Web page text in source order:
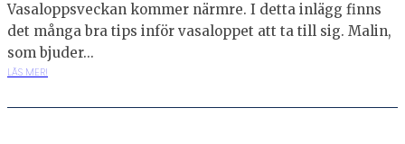
Vasaloppsveckan kommer närmre. I detta inlägg finns
det många bra tips inför vasaloppet att ta till sig. Malin,
som bjuder...
LÄS MER!